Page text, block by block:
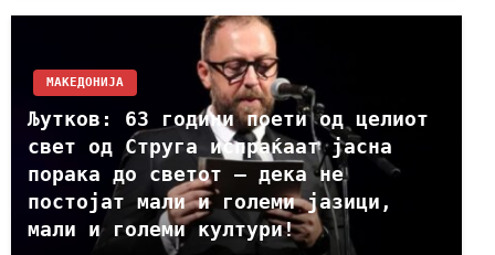
МАКЕДОНИЈА
Љутков: 63 години поети од целиот
свет од Струга испраќаат јасна
порака до светот – дека не
постојат мали и големи јазици,
мали и големи култури!